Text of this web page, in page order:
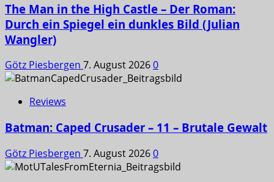
The Man in the High Castle – Der Roman:
Durch ein Spiegel ein dunkles Bild (Julian
Wangler)
Götz Piesbergen 7. August 20260
Reviews
Batman: Caped Crusader – 11 – Brutale Gewalt
Götz Piesbergen 7. August 20260